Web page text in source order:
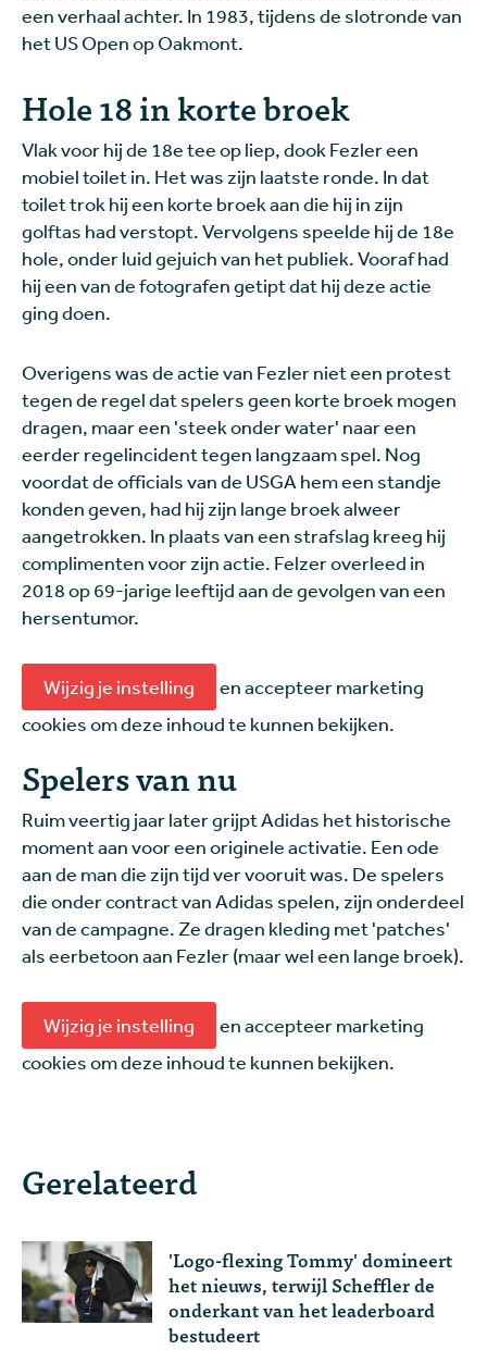
een verhaal achter. In 1983, tijdens de slotronde van
het US Open op Oakmont.
Hole 18 in korte broek
Vlak voor hij de 18e tee op liep, dook Fezler een
mobiel toilet in. Het was zijn laatste ronde. In dat
toilet trok hij een korte broek aan die hij in zijn
golftas had verstopt. Vervolgens speelde hij de 18e
hole, onder luid gejuich van het publiek. Vooraf had
hij een van de fotografen getipt dat hij deze actie
ging doen.
Overigens was de actie van Fezler niet een protest
tegen de regel dat spelers geen korte broek mogen
dragen, maar een 'steek onder water' naar een
eerder regelincident tegen langzaam spel. Nog
voordat de officials van de USGA hem een standje
konden geven, had hij zijn lange broek alweer
aangetrokken. In plaats van een strafslag kreeg hij
complimenten voor zijn actie. Felzer overleed in
2018 op 69-jarige leeftijd aan de gevolgen van een
hersentumor.
Wijzig je instelling
en accepteer marketing
cookies om deze inhoud te kunnen bekijken.
Spelers van nu
Ruim veertig jaar later grijpt Adidas het historische
moment aan voor een originele activatie. Een ode
aan de man die zijn tijd ver vooruit was. De spelers
die onder contract van Adidas spelen, zijn onderdeel
van de campagne. Ze dragen kleding met 'patches'
als eerbetoon aan Fezler (maar wel een lange broek).
Wijzig je instelling
en accepteer marketing
cookies om deze inhoud te kunnen bekijken.
Gerelateerd
'Logo-flexing Tommy' domineert
het nieuws, terwijl Scheffler de
onderkant van het leaderboard
bestudeert